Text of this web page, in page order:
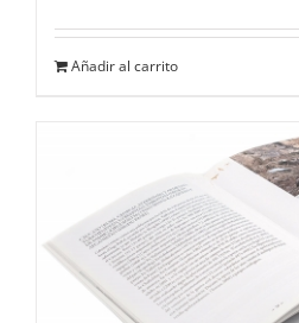
Añadir al carrito